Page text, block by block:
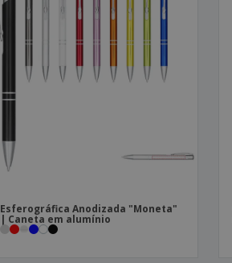
Esferográfica Anodizada "Moneta"
| Caneta em alumínio